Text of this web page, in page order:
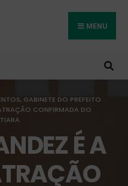
MENU
, GABINETE DO PREFEITO
CONFIRMADA DO
É A